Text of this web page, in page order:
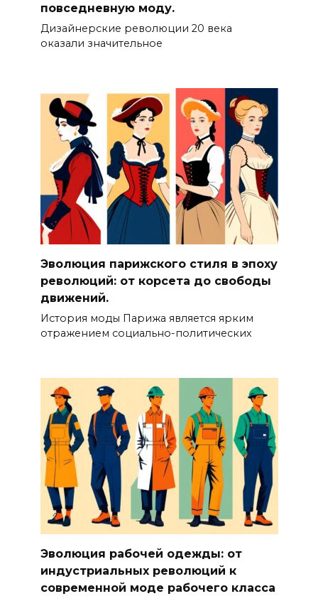
повседневную моду.
Дизайнерские революции 20 века
оказали значительное
Эволюция парижского стиля в эпоху
революций: от корсета до свободы
движений.
История моды Парижа является ярким
отражением социально-политических
Эволюция рабочей одежды: от
индустриальных революций к
современной моде рабочего класса